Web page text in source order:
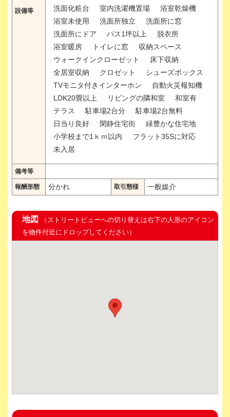
設備等 洗面化粧台 室内洗濯機置場
浴室乾燥機
浴室未使用
洗面所独立
洗面所に窓
洗面所にドア
バス1坪以上
脱衣所
浴室暖房
トイレに窓
収納スペース
ウォークインクローゼット
床下収納
全居室収納
クロゼット
シューズボックス
TVモニタ付きインターホン
自動火災報知機
LDK20畳以上
リビングの隣和室
和室有
テラス
駐車場2台分
駐車場2台無料
日当り良好
閑静住宅街
緑豊かな住宅地
小学校まで1ｋｍ以内
フラット35Sに対応
未入居
備考等
報酬形態 分かれ 取引態様 一般媒介
地図
（ストリートビューへの切り替えは右下の人形のアイコン
を物件付近にドロップしてください）